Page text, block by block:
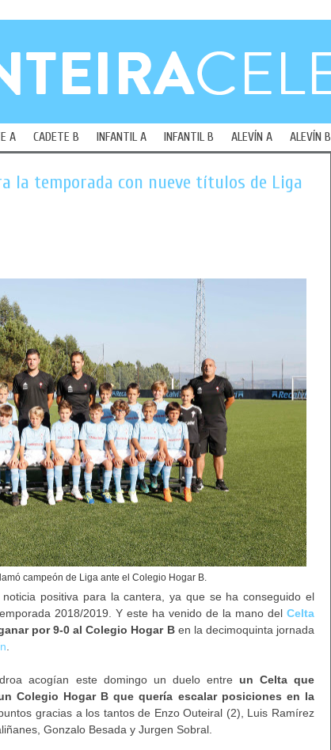
A CADETE B INFANTIL A INFANTIL B ALEVÍN A ALEVÍN B
la temporada con nueve títulos de Liga
campeón de Liga ante el Colegio Hogar B.
positiva para la cantera, ya que se ha conseguido el
2018/2019. Y este ha venido de la mano del Celta
por 9-0 al Colegio Hogar Ben la decimoquinta jornada
acogían este domingo un duelo entre un Celta que
Colegio Hogar B que quería escalar posiciones en la
gracias a los tantos de Enzo Outeiral (2), Luis Ramírez
Gonzalo Besada y Jurgen Sobral.